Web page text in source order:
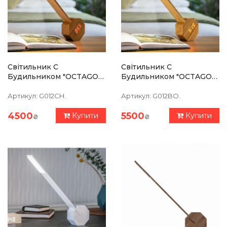
Світильник C
Будильником "OCTAGON
Артикул: G012CH.
4500₴ Купити
Світильник C
Будильником "OCTAGON
Артикул: G012BO.
5500₴ Купити